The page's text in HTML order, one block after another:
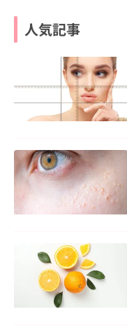
人気記事